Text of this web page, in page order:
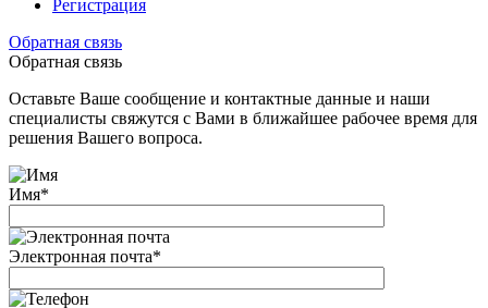
Регистрация
Обратная связь
Обратная связь
Оставьте Ваше сообщение и контактные данные и наши
специалисты свяжутся с Вами в ближайшее рабочее время для
решения Вашего вопроса.
Имя*
Электронная почта*